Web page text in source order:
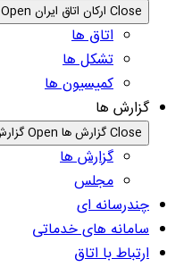
Close ارکان اتاق ایران Open ارکان اتاق ایران
اتاق ها
تشکل ها
کمیسیون ها
گزارش ها
Close گزارش ها Open گزارش ها
گزارش ها
مجلس
چندرسانه ای
سامانه های خدماتی
ارتباط با اتاق